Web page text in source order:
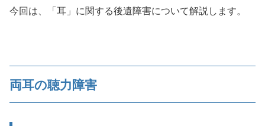
今回は、「耳」に関する後遺障害について解説します。
両耳の聴力障害